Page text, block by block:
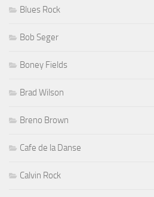
Blues Rock
Bob Seger
Boney Fields
Brad Wilson
Breno Brown
Cafe de la Danse
Calvin Rock